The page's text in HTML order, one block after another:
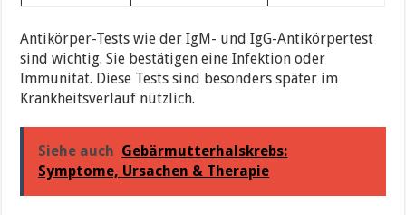
Antikörper-Tests wie der IgM- und IgG-Antikörpertest
sind wichtig. Sie bestätigen eine Infektion oder
Immunität. Diese Tests sind besonders später im
Krankheitsverlauf nützlich.
Siehe auch Gebärmutterhalskrebs:
Symptome, Ursachen & Therapie